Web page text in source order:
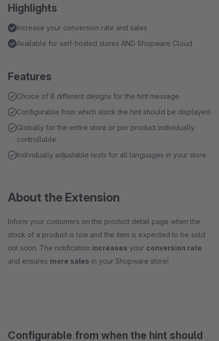
Highlights
Increase your conversion rate and sales
Available for self-hosted stores AND Shopware Cloud
Features
Choice of 8 different designs for the hint message
Configurable from which stock the hint should be displayed
Globally for the entire store or per product individually
controllable
Individually adjustable texts for all languages in your store
About the Extension
Inform your customers on the product detail page when the
stock of a product is low and the item is expected to be sold
out soon. The notification increases your conversion rate
and ensures more sales in your Shopware store!
Configurable from when the hint should